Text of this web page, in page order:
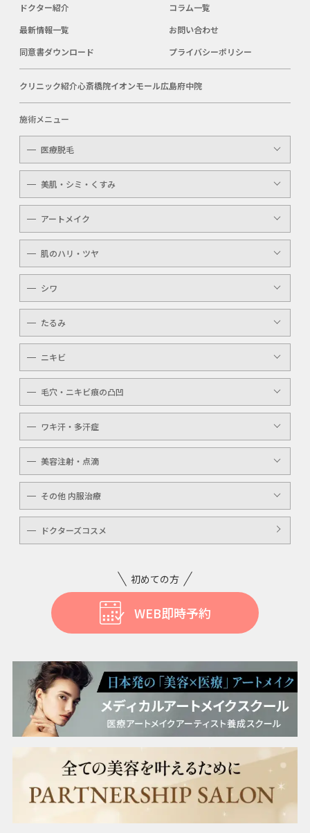
初めての方
WEB即時予約
ドクター紹介
コラム一覧
最新情報一覧
お問い合わせ
同意書ダウンロード
プライバシーポリシー
クリニック紹介心斎橋院イオンモール広島府中院
施術メニュー
医療脱毛
レディース
メンズ
キッズ
介護
美肌・シミ・くすみ
レーザートーニング
顔・体のシミ取り
ピコレーザー
アートメイク
眉（アイブロウ）
唇（リップ）
メンズ
アイライン
肌のハリ・ツヤ
YAGシャワー
マッサージピール
ケミカルピーリング
シワ
ボトックスボツラックス
ボトックスビスタ
たるみ
YAGシャワー
ニキビ
レーザートーニング
ケミカルピーリング
毛穴・ニキビ痕の凸凹
YAGシャワー
毛穴洗浄
ワキ汗・多汗症
ボトックスボツラックス
ボトックスビスタ
美容注射・点滴
高濃度ビタミンC点滴
白玉注射・点滴
ニキビ・美肌注射・点滴
その他 内服治療
美白内服治療
ドクターズコスメ